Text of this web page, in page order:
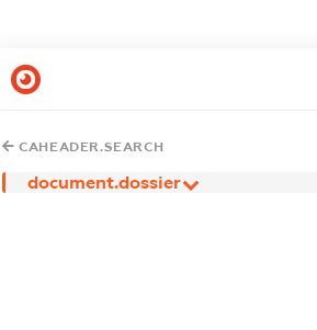
CAHEADER.SEARCH
document.dossier